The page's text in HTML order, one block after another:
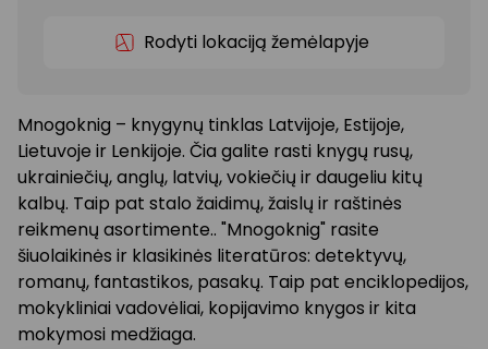
Rodyti lokaciją žemėlapyje
Mnogoknig – knygynų tinklas Latvijoje, Estijoje,
Lietuvoje ir Lenkijoje. Čia galite rasti knygų rusų,
ukrainiečių, anglų, latvių, vokiečių ir daugeliu kitų
kalbų. Taip pat stalo žaidimų, žaislų ir raštinės
reikmenų asortimente.. "Mnogoknig" rasite
šiuolaikinės ir klasikinės literatūros: detektyvų,
romanų, fantastikos, pasakų. Taip pat enciklopedijos,
mokykliniai vadovėliai, kopijavimo knygos ir kita
mokymosi medžiaga.